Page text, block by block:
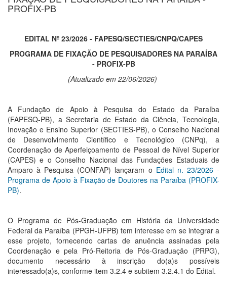
PROFIX-PB
EDITAL Nº 23/2026 - FAPESQ/SECTIES/CNPQ/CAPES
PROGRAMA DE FIXAÇÃO DE PESQUISADORES NA PARAÍBA
- PROFIX-PB
(Atualizado em 22/06/2026)
A Fundação de Apoio à Pesquisa do Estado da Paraíba
(FAPESQ-PB), a Secretaria de Estado da Ciência, Tecnologia,
Inovação e Ensino Superior (SECTIES-PB), o Conselho Nacional
de Desenvolvimento Científico e Tecnológico (CNPq), a
Coordenação de Aperfeiçoamento de Pessoal de Nível Superior
(CAPES) e o Conselho Nacional das Fundações Estaduais de
Amparo à Pesquisa (CONFAP) lançaram o Edital n. 23/2026 -
Programa de Apoio à Fixação de Doutores na Paraíba (PROFIX-
PB).
O Programa de Pós-Graduação em História da Universidade
Federal da Paraíba (PPGH-UFPB) tem interesse em se integrar a
esse projeto, fornecendo cartas de anuência assinadas pela
Coordenação e pela Pró-Reitoria de Pós-Graduação (PRPG),
documento necessário à inscrição do(a)s possíveis
interessado(a)s, conforme item 3.2.4 e subitem 3.2.4.1 do Edital.